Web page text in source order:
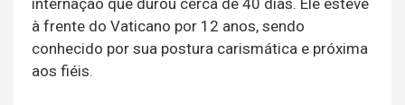
à frente do Vaticano por 12 anos, sendo
conhecido por sua postura carismática e próxima
aos fiéis.